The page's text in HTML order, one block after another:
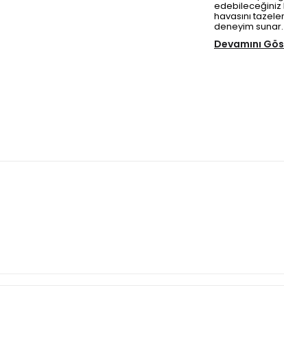
edebileceğiniz
havasını
deneyim
Devamını